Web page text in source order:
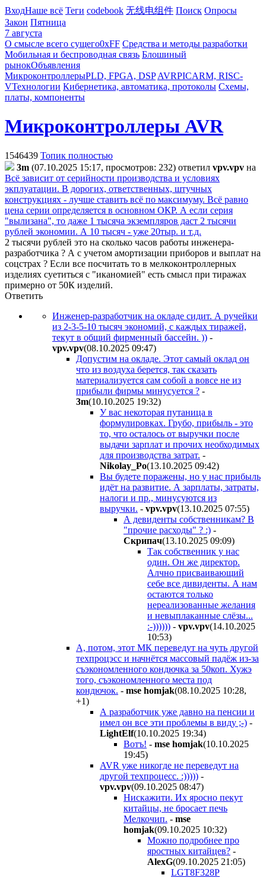
ВходНаше всё Теги codebook 无线电组件 Поиск Опросы
Закон Пятница
7 августа
О смысле всего сущего0xFF Средства и методы разработки
Мобильная и беспроводная связь Блошиный
рынокОбъявления
МикроконтроллерыPLD, FPGA, DSP AVRPICARM, RISC-
VТехнологии Кибернетика, автоматика, протоколы Схемы,
платы, компоненты
Микроконтроллеры AVR
1546439 Топик полностью
3m (07.10.2025 15:17, просмотров: 232) ответил vpv.vpv на
Всё зависит от серийности производства и условиях
экплуатации. В дорогих, ответственных, штучных
конструкциях - лучше ставить всё по максимуму. Всё равно
цена серии определяется в основном ОКР. А если серия
"вылизана", то даже 1 тысяча экземпляров даст 2 тысячи
рублей экономии. А 10 тысяч - уже 20тыр. и т.д.
2 тысячи рублей это на сколько часов работы инженера-
разработчика ? А с учетом амортизации приборов и выплат на
соцстрах ? Если все посчитать то в мелкоконтроллерных
изделиях суетиться с "иканомией" есть смысл при тиражах
примерно от 50К изделий.
Ответить
Инженер-разработчик на окладе сидит. А ручейки
из 2-3-5-10 тысяч экономий, с каждых тиражей,
текут в общий фирменный бассейн. )) -
vpv.vpv(08.10.2025 09:47)
Допустим на окладе. Этот самый оклад он
что из воздуха берется, так сказать
материализуется сам собой а вовсе не из
прибыли фирмы минусуется ? -
3m(10.10.2025 19:32)
У вас некоторая путаница в
формулировках. Грубо, прибыль - это
то, что осталось от выручки после
выдачи зарплат и прочих необходимых
для производства затрат. -
Nikolay_Po(13.10.2025 09:42)
Вы будете поражены, но у нас прибыль
идёт на развитие. А зарплаты, затраты,
налоги и пр., минусуются из
выручки. - vpv.vpv(13.10.2025 07:55)
А девиденты собственникам? В
"прочие расходы" ? :) -
Cкpипaч(13.10.2025 09:09)
Так собственник у нас
один. Он же директор.
Алчно присваивающий
себе все дивиденты. А нам
остаются только
нереализованные желания
и невыплаканные слёзы...
:-)))))) - vpv.vpv(14.10.2025
10:53)
А, потом, этот МК переведут на чуть другой
техпроцэсс и начнётся массовый падёж из-за
съэкономленного кондючка за 50коп. Хужэ
того, съэкономленного места под
кондючок. - mse homjak(08.10.2025 10:28,
+1)
А разработчик уже давно на пенсии и
имел он все эти проблемы в виду ;-) -
LightElf(10.10.2025 19:34)
Вотъ! - mse homjak(10.10.2025
19:45)
AVR уже никогде не переведут на
другой техпроцесс. :))))) -
vpv.vpv(09.10.2025 08:47)
Нискажити. Их яросно пекут
китайцы, не бросает печь
Мелкочип. - mse
homjak(09.10.2025 10:32)
Можно подробнее про
яростных китайцев? -
AlexG(09.10.2025 21:05)
LGT8F328P